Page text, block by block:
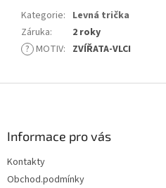
Kategorie: Levná trička
Záruka:
2 roky
? MOTIV: ZVÍŘATA-VLCI
Informace pro vás
Kontakty
Obchod.podmínky